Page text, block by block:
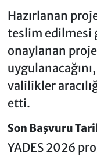
Hazırlanan
teslim edilmesi
onaylanan
valilikler
etti.
Son Başvuru
YADES 2026